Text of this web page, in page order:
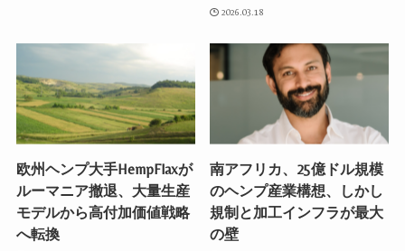
2026.03.18
欧州ヘンプ大手HempFlaxが
ルーマニア撤退、大量生産
モデルから高付加価値戦略
へ転換
南アフリカ、25億ドル規模
のヘンプ産業構想、しかし
規制と加工インフラが最大
の壁